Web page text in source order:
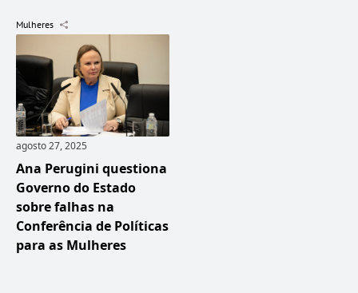
Mulheres
agosto 27, 2025
Ana Perugini questiona
Governo do Estado
sobre falhas na
Conferência de Políticas
para as Mulheres